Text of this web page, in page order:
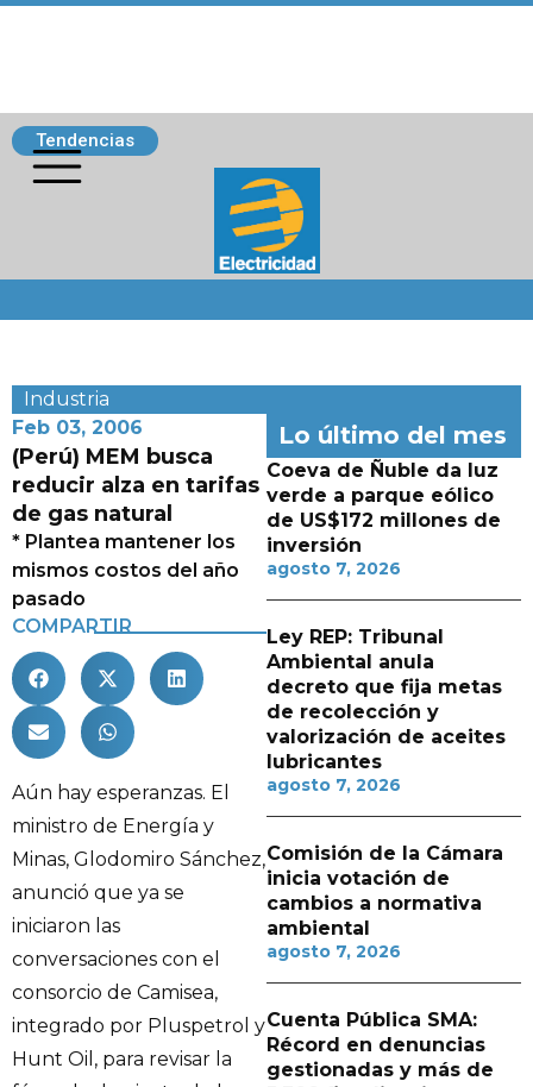
Tendencias
Industria
Feb 03, 2006
(Perú) MEM busca
reducir alza en tarifas
de gas natural
* Plantea mantener los
mismos costos del año
pasado
COMPARTIR
Aún hay esperanzas. El
ministro de Energía y
Minas, Glodomiro Sánchez,
anunció que ya se
iniciaron las
conversaciones con el
consorcio de Camisea,
integrado por Pluspetrol y
Hunt Oil, para revisar la
Lo último del mes
Coeva de Ñuble da luz
verde a parque eólico
de US$172 millones de
inversión
agosto 7, 2026
Ley REP: Tribunal
Ambiental anula
decreto que fija metas
de recolección y
valorización de aceites
lubricantes
agosto 7, 2026
Comisión de la Cámara
inicia votación de
cambios a normativa
ambiental
agosto 7, 2026
Cuenta Pública SMA:
Récord en denuncias
gestionadas y más de